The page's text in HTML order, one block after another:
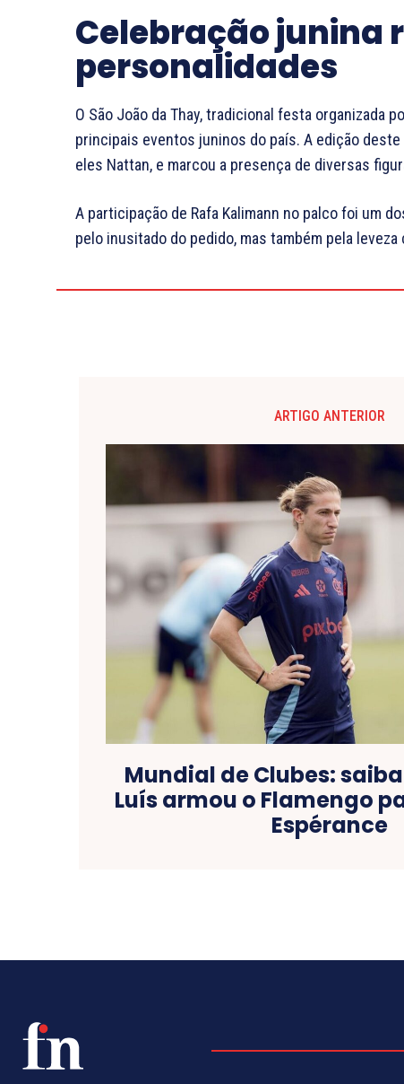
Celebração junina
personalidades
O São João da Thay, tradicional festa organizada
principais eventos juninos do país. A edição
eles Nattan, e marcou a presença de diversas
A participação de Rafa Kalimann no palco foi um
pelo inusitado do pedido, mas também pela
ARTIGO ANTERIOR
Mundial de Clubes:
Luís armou o Flamengo
Espérance